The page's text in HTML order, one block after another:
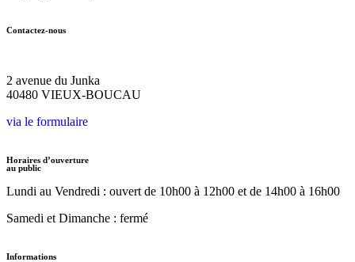
Contactez-nous
2 avenue du Junka
40480 VIEUX-BOUCAU
via le formulaire
Horaires d’ouverture
au public
Lundi au Vendredi : ouvert de 10h00 à 12h00 et de 14h00 à 16h00
Samedi et Dimanche : fermé
Informations